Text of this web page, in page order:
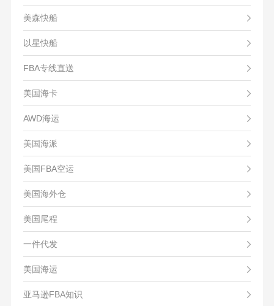
美森快船
以星快船
FBA专线直送
美国海卡
AWD海运
美国海派
美国FBA空运
美国海外仓
美国尾程
一件代发
美国海运
亚马逊FBA知识